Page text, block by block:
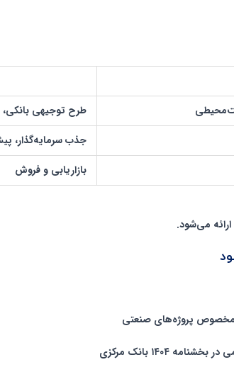
طرح توجیهی
جذب سرمایه‌گذار،
بازاریابی و فروش
پروژه‌های صنعتی
بخشنامه ۱۴۰۴ بانک مرکزی